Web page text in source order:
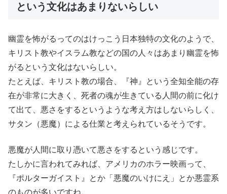
という文化はあまりないらしい
幽霊を怖がるってのはけっこう日本独特の文化のようで、
キリスト教やイスラム教などの国の人々はあまり幽霊を怖
がるという文化はないらしい。
たとえば、キリスト教の場合、『神』という全知全能の存
在が非常に大きく、死者の魂が生きている人間の前に化け
て出て、悪さをするというような考え方はしないらしく、
サタン（悪魔）による仕業と考えられているそうです。
悪魔が人間に取り憑いて悪さをするという感じです。
たしかに言われてみれば、アメリカのホラー映画って、
『ポルターガイスト』とか「悪魔のいけにえ」とか悪霊系
のものが多いですね。